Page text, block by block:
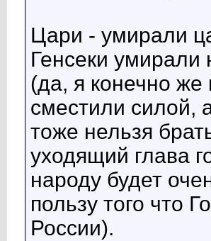
Цари - умирали
Генсеки умирали
(да, я конечно же
сместили силой,
тоже нельзя
уходящий глава
народу будет
пользу того что
России).